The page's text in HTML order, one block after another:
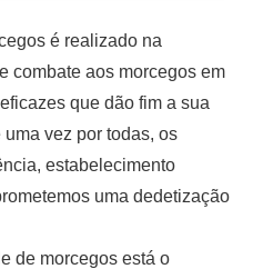
é realizado na
combate aos morcegos em
que dão fim a sua
vez por todas, os
estabelecimento
uma dedetização
de morcegos está o